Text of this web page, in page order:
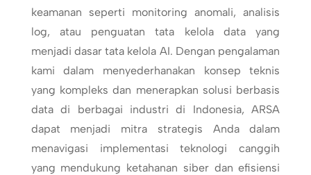
keamanan seperti monitoring anomali, analisis
log, atau penguatan tata kelola data yang
menjadi dasar tata kelola AI. Dengan pengalaman
kami dalam menyederhanakan konsep teknis
yang kompleks dan menerapkan solusi berbasis
data di berbagai industri di Indonesia, ARSA
dapat menjadi mitra strategis Anda dalam
menavigasi implementasi teknologi canggih
yang mendukung ketahanan siber dan efisiensi